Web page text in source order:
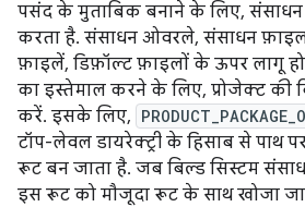
पसंद के मुताबिक बनाने के लिए,
करता है. संसाधन ओवरले, संसाधन
फ़ाइलें, डिफ़ॉल्ट फ़ाइलों के ऊपर लागू
का इस्तेमाल करने के लिए, प्रोजेक्ट की
करें. इसके लिए,
टॉप-लेवल डायरेक्ट्री के हिसाब से पाथ
रूट बन जाता है. जब बिल्ड सिस्टम
इस रूट को मौजूदा रूट के साथ खोजा